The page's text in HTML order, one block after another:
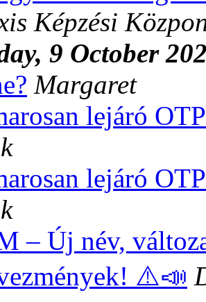
Képzési
9 October
Margaret
lejáró
lejáró
– Új név,
⚠️📣